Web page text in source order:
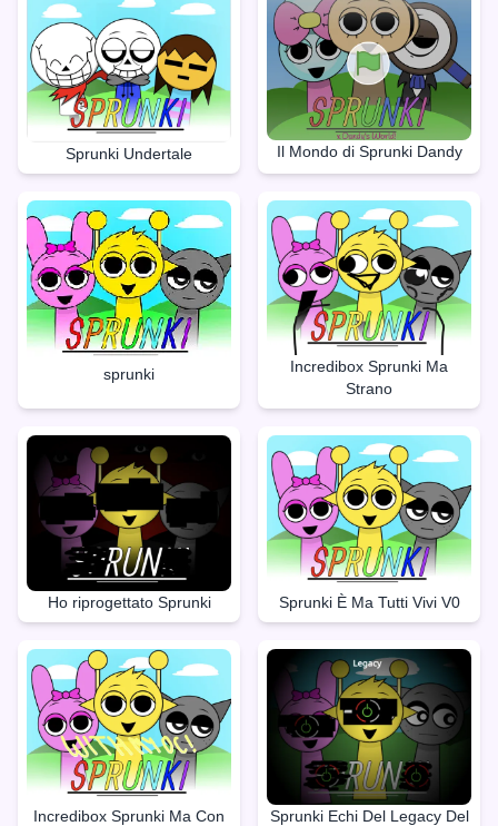
Sprunki Undertale Il Mondo di Sprunki Dandy
sprunki
Incredibox Sprunki Ma
Strano
Ho riprogettato Sprunki Sprunki È Ma Tutti Vivi V0
Incredibox Sprunki Ma Con Sprunki Echi Del Legacy Del